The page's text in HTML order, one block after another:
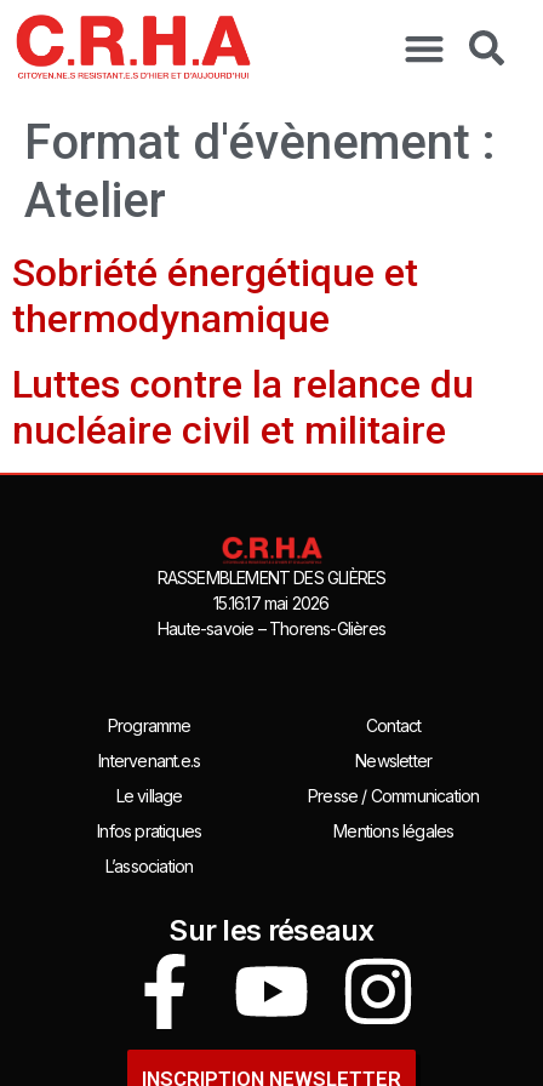
Format d'évènement :
Atelier
Sobriété énergétique et
thermodynamique
Luttes contre la relance du
nucléaire civil et militaire
RASSEMBLEMENT DES GLIÈRES
15.16.17 mai 2026
Haute-savoie – Thorens-Glières
Programme
Intervenant.e.s
Le village
Infos pratiques
L’association
Contact
Newsletter
Presse / Communication
Mentions légales
Sur les réseaux
INSCRIPTION NEWSLETTER